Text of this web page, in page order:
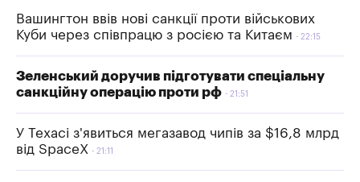
Вашингтон ввів нові санкції проти військових
Куби через співпрацю з росією та Китаєм
22:15
Зеленський доручив підготувати спеціальну
санкційну операцію проти рф
21:51
У Техасі з'явиться мегазавод чипів за $16,8 млрд
від SpaceX
21:11